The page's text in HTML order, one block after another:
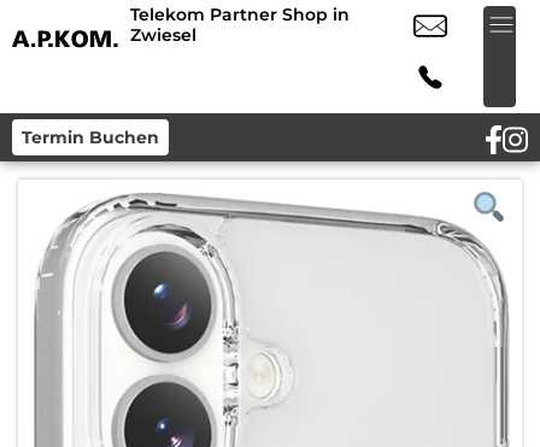
Telekom Partner Shop in
Zwiesel
Termin Buchen